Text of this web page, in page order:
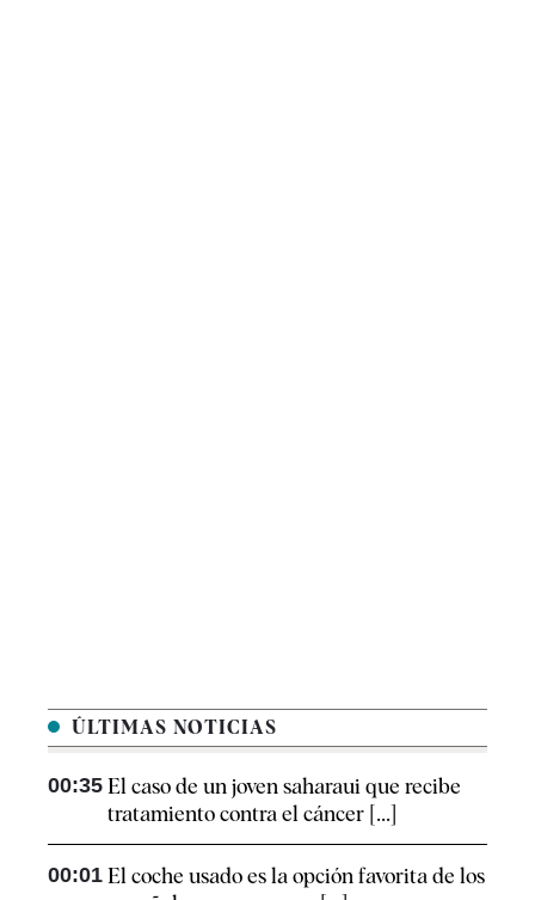
ÚLTIMAS NOTICIAS
00:35 El caso de un joven saharaui que recibe
tratamiento contra el cáncer [...]
00:01 El coche usado es la opción favorita de los